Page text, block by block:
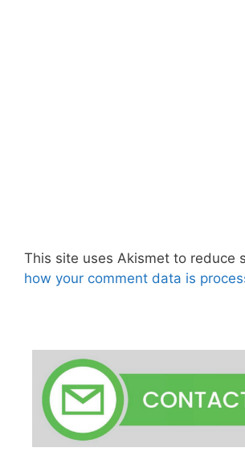
This site uses Akismet to reduce
how your comment data is